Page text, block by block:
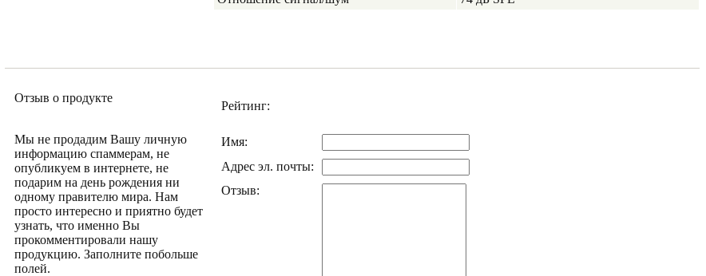
Отзыв о продукте
Мы не продадим Вашу личную
информацию спаммерам, не
опубликуем в интернете, не
подарим на день рождения ни
одному правителю мира. Нам
просто интересно и приятно будет
узнать, что именно Вы
прокомментировали нашу
продукцию. Заполните побольше
полей.
Рейтинг:
Имя:
Адрес эл. почты:
Отзыв: